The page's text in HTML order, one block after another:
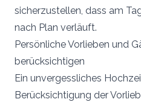
sicherzustellen, dass am
nach Plan verläuft.
Persönliche Vorlieben und
berücksichtigen
Ein unvergessliches
Berücksichtigung der